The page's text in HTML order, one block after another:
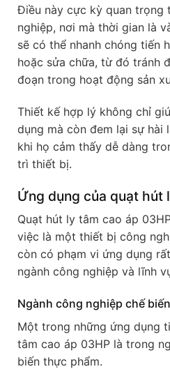
Điều này cực kỳ quan trọng
nghiệp, nơi mà thời gian là
sẽ có thể nhanh chóng tiến
hoặc sửa chữa, từ đó tránh
đoạn trong hoạt động sản
Thiết kế hợp lý không chỉ
dụng mà còn đem lại sự hài
khi họ cảm thấy dễ dàng
trì thiết bị.
Ứng dụng của quạt hút
Quạt hút ly tâm cao áp
việc là một thiết bị công
còn có phạm vi ứng dụng
ngành công nghiệp và lĩnh
Ngành công nghiệp chế
Một trong những ứng dụng
tâm cao áp 03HP là trong
biến thực phẩm.